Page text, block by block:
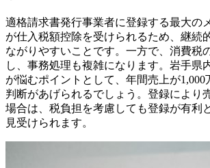
適格請求書発行事業者に登録する最大の
が仕入税額控除を受けられるため、継続
ながりやすいことです。一方で、消費税
し、事務処理も複雑になります。岩手県
が悩むポイントとして、年間売上が
判断があげられるでしょう。登録により
場合は、税負担を考慮しても登録が有利
見受けられます。